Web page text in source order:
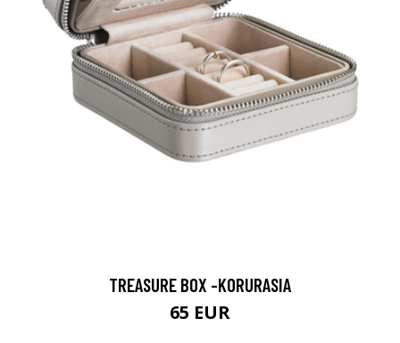
TREASURE BOX -KORURASIA
65 EUR